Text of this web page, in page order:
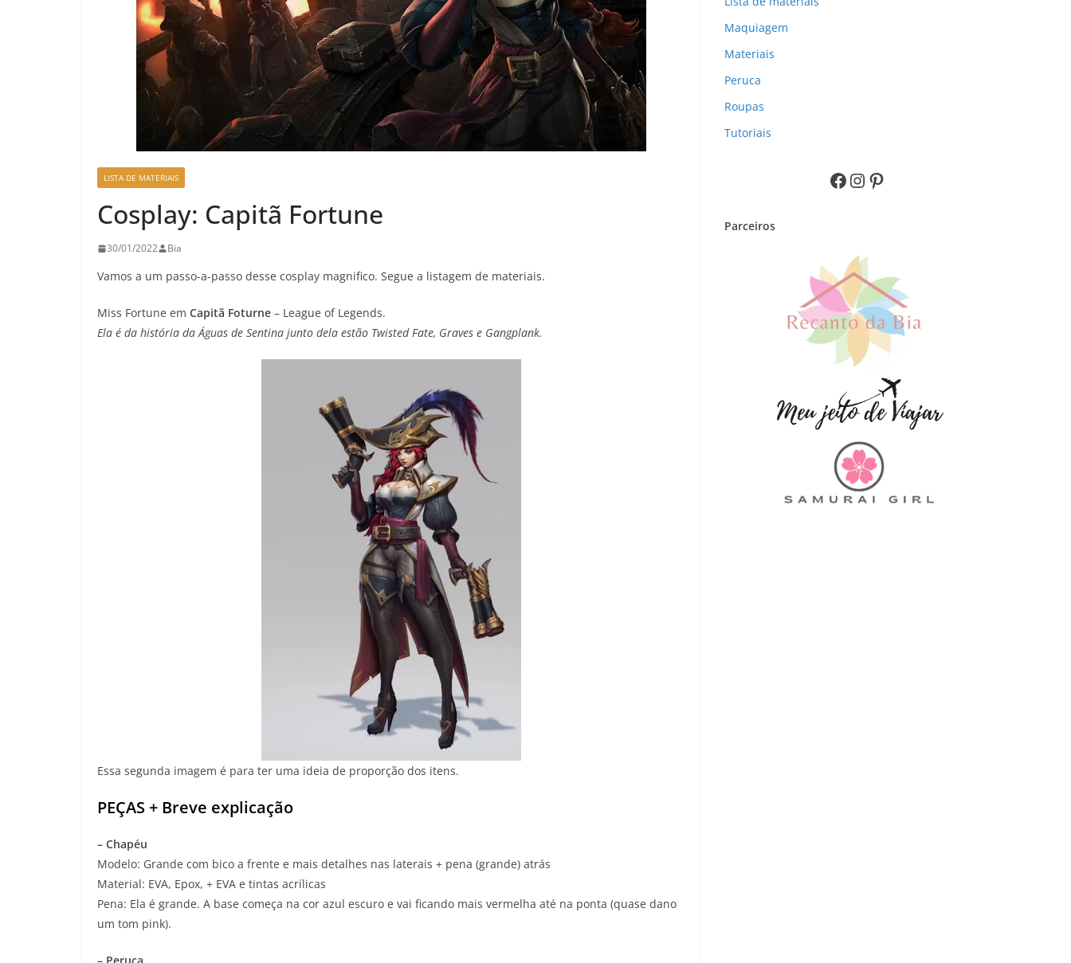
LISTA DE MATERIAIS
Cosplay: Capitã Fortune
30/01/2022 Bia
Vamos a um passo-a-passo desse cosplay magnifico. Segue a listagem de materiais.
Miss Fortune em Capitã Foturne – League of Legends.
Ela é da história da Águas de Sentina junto dela estão Twisted Fate, Graves e Gangplank.
Essa segunda imagem é para ter uma ideia de proporção dos itens.
PEÇAS + Breve explicação
– Chapéu
Modelo: Grande com bico a frente e mais detalhes nas laterais + pena (grande) atrás
Material: EVA, Epox, + EVA e tintas acrílicas
Pena: Ela é grande. A base começa na cor azul escuro e vai ficando mais vermelha até na ponta (quase dano
um tom pink).
Maquiagem
Materiais
Peruca
Roupas
Tutoriais
Facebook InstagramPinterest
Parceiros